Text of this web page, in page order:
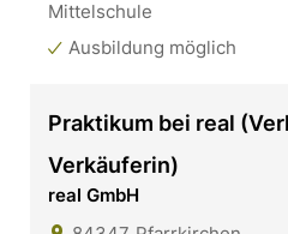
Mittelschule
Ausbildung möglich
Praktikum bei real
Verkäuferin)
real GmbH